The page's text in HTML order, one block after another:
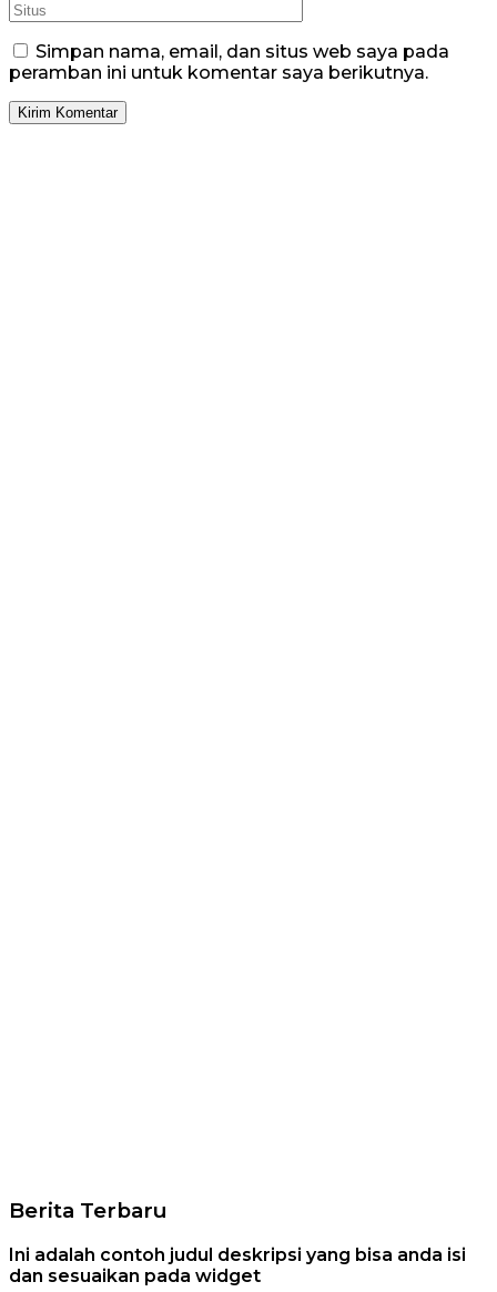
Simpan nama, email, dan situs web saya pada
peramban ini untuk komentar saya berikutnya.
Berita Terbaru
Ini adalah contoh judul deskripsi yang bisa anda isi
dan sesuaikan pada widget